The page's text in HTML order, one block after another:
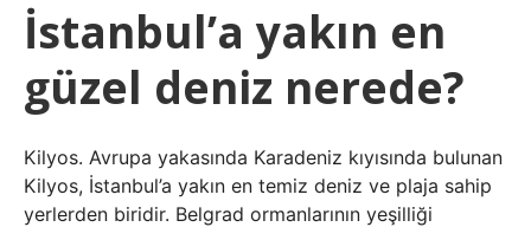
İstanbul’a yakın en
güzel deniz nerede?
Kilyos. Avrupa yakasında Karadeniz kıyısında bulunan
Kilyos, İstanbul’a yakın en temiz deniz ve plaja sahip
yerlerden biridir. Belgrad ormanlarının yeşilliği